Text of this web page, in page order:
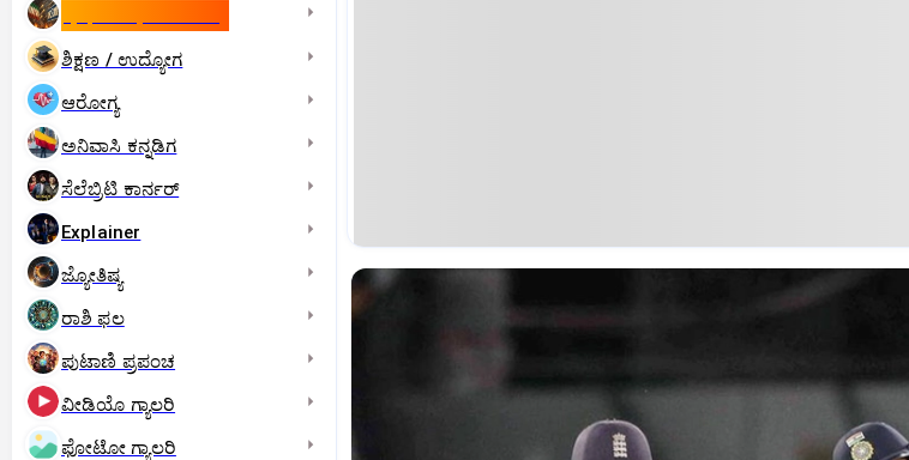
ಶಿಕ್ಷಣ / ಉದ್ಯೋಗ
ಆರೋಗ್ಯ
ಅನಿವಾಸಿ ಕನ್ನಡಿಗ
ಸೆಲೆಬ್ರಿಟಿ ಕಾರ್ನರ್‌
Explainer
ಜ್ಯೋತಿಷ್ಯ
ರಾಶಿ ಫಲ
ಪುಟಾಣಿ ಪ್ರಪಂಚ
ವೀಡಿಯೊ ಗ್ಯಾಲರಿ
ಫೋಟೋ ಗ್ಯಾಲರಿ